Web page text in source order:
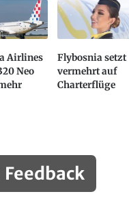
Airlines
Neo
Flybosnia setzt
vermehrt auf
Charterflüge
Feedback